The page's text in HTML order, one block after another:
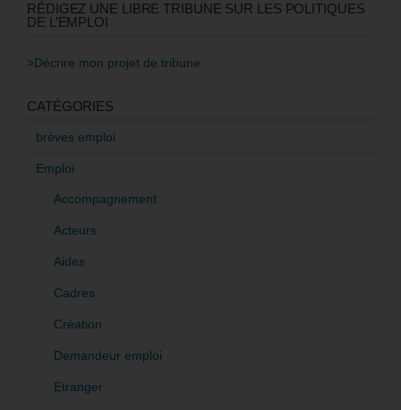
RÉDIGEZ UNE LIBRE TRIBUNE SUR LES POLITIQUES
DE L’EMPLOI
>Décrire mon projet de tribune
CATÉGORIES
brèves emploi
Emploi
Accompagnement
Acteurs
Aides
Cadres
Création
Demandeur emploi
Etranger